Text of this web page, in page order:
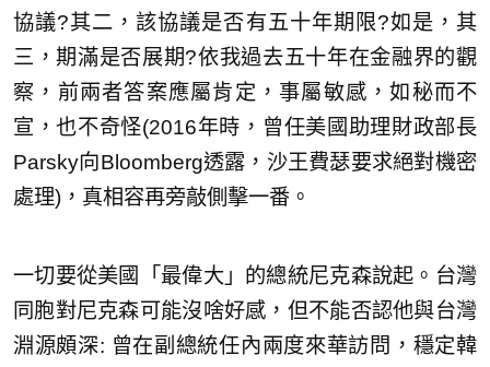
協議?其二，該協議是否有五十年期限?如是，其
三，期滿是否展期?依我過去五十年在金融界的觀
察，前兩者答案應屬肯定，事屬敏感，如秘而不
宣，也不奇怪(2016年時，曾任美國助理財政部長
Parsky向Bloomberg透露，沙王費瑟要求絕對機密
處理)，真相容再旁敲側擊一番。
一切要從美國「最偉大」的總統尼克森說起。台灣
同胞對尼克森可能沒啥好感，但不能否認他與台灣
淵源頗深: 曾在副總統任內兩度來華訪問，穩定韓